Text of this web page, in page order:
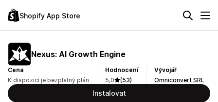
Shopify App Store
Nexus: AI Growth Engine
Cena
K dispozici je bezplatný plán
Hodnocení
5,0
(53)
Vývojář
Omniconvert SRL
Instalovat